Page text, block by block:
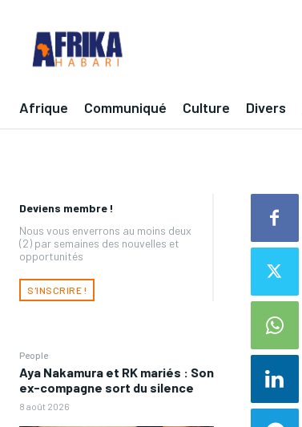
Afrique Communiqué Culture Divers
Deviens membre !
Nous vous enverrons au moins deux
(2) par semaines des nouvelles et
opportunités
S'INSCRIRE !
People
Aya Nakamura et RK mariés : Son
ex-compagne sort du silence
8 août 2026